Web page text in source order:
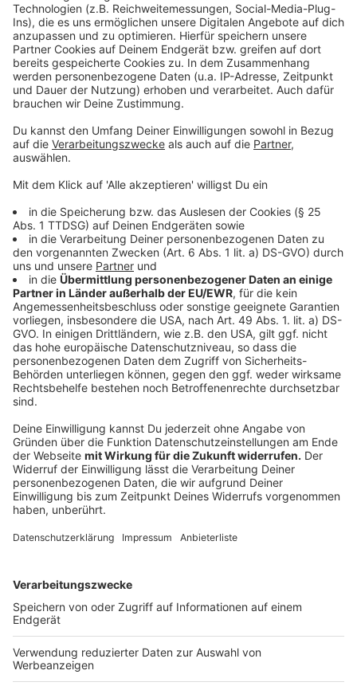
1 TL Zitronensaft
Anzeige
Und so bereitet ihr das Essen zu
Butter vermischen und die Mischung auf den
Boden einer Backform drücken. Bei 180 Grad im
vorgeheizten Ofen 5 bis 10 Minuten vorbacken,
dann herausholen.
Den Zucker mit Stärke, Frischkäse und
Magerquark cremig rühren. Das Ei, die Sahne und
den Zitronensaft dazugeben und alles glatt
rühren.
Die Creme auf den vorgebackenen Boden
streichen und den Kuchen weitere 45 Minuten
backen. Wenn der Rand leicht braun ist,
Die Zutaten für den Guss miteinander verrühren,
den Guss auf den Kuchen streichen und den
Kuchen nochmal 5 Minuten backen.
Am besten über Nacht auskühlen lassen.
Anzeige
Anzeige
Bei euch läuft das Radio in der Küche, bei uns die
Küche im Radio. Starkoch Nelson Müller lädt uns
exklusiv in seinen Kitchen Club ein. Ab sofort versorgt